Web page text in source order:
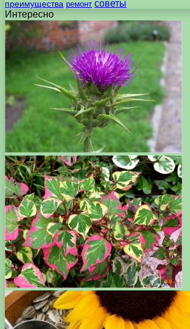
преимущества ремонт советы
Интересно